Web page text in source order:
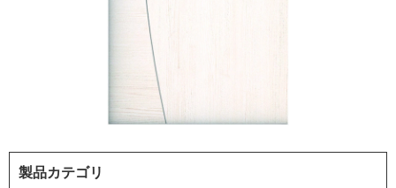
製品カテゴリ